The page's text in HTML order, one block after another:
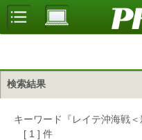
検索結果
キーワード『レイテ沖海戦
[ 1 ] 件